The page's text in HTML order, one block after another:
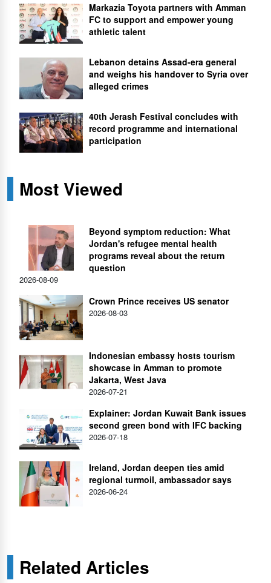
Markazia Toyota partners with Amman
FC to support and empower young
athletic talent
Lebanon detains Assad-era general
and weighs his handover to Syria over
alleged crimes
40th Jerash Festival concludes with
record programme and international
participation
Most Viewed
Beyond symptom reduction: What
Jordan's refugee mental health
programs reveal about the return
question
2026-08-09
Crown Prince receives US senator
2026-08-03
Indonesian embassy hosts tourism
showcase in Amman to promote
Jakarta, West Java
2026-07-21
Explainer: Jordan Kuwait Bank issues
second green bond with IFC backing
2026-07-18
Ireland, Jordan deepen ties amid
regional turmoil, ambassador says
2026-06-24
Related Articles